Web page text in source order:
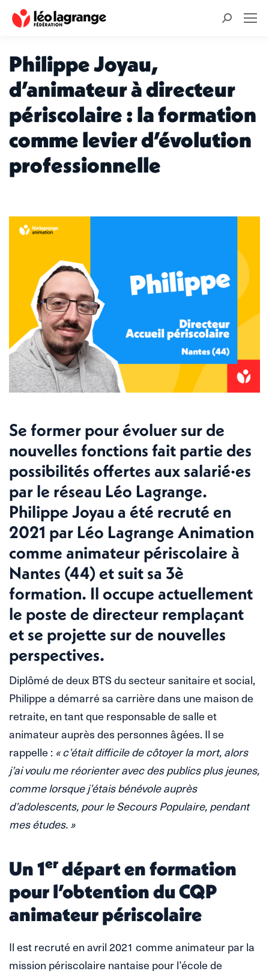
Recherche
Philippe Joyau,
d’animateur à directeur
périscolaire : la formation
comme levier d’évolution
professionnelle
Se former pour évoluer sur de
nouvelles fonctions fait partie des
possibilités offertes aux salarié·es
par le réseau Léo Lagrange.
Philippe Joyau a été recruté en
2021 par Léo Lagrange Animation
comme animateur périscolaire à
Nantes (44) et suit sa 3è
formation. Il occupe actuellement
le poste de directeur remplaçant
et se projette sur de nouvelles
perspectives.
Diplômé de deux BTS du secteur sanitaire et social,
Philippe a démarré sa carrière dans une maison de
retraite, en tant que responsable de salle et
animateur auprès des personnes âgées. Il se
rappelle : « c’était difficile de côtoyer la mort, alors
j’ai voulu me réorienter avec des publics plus jeunes,
comme lorsque j’étais bénévole auprès
d’adolescents, pour le Secours Populaire, pendant
mes études. »
Un 1er départ en formation
pour l’obtention du CQP
animateur périscolaire
Il est recruté en avril 2021 comme animateur par la
mission périscolaire nantaise pour l’école de